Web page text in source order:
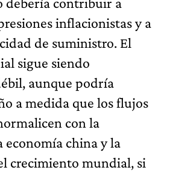
inflacionistas y a
de suministro. El
sigue siendo
aunque podría
a medida que los flujos
con la
economía china y la
crecimiento mundial, si